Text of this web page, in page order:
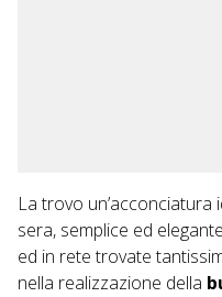
La trovo un’acconciatura
sera, semplice ed
ed in rete trovate
nella realizzazione della